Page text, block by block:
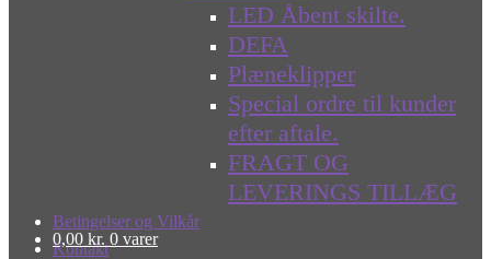
LED Åbent skilte.
DEFA
Plæneklipper
Special ordre til kunder
efter aftale.
FRAGT OG
LEVERINGS TILLÆG
Betingelser og Vilkår
Kontakt
0,00 kr. 0 varer